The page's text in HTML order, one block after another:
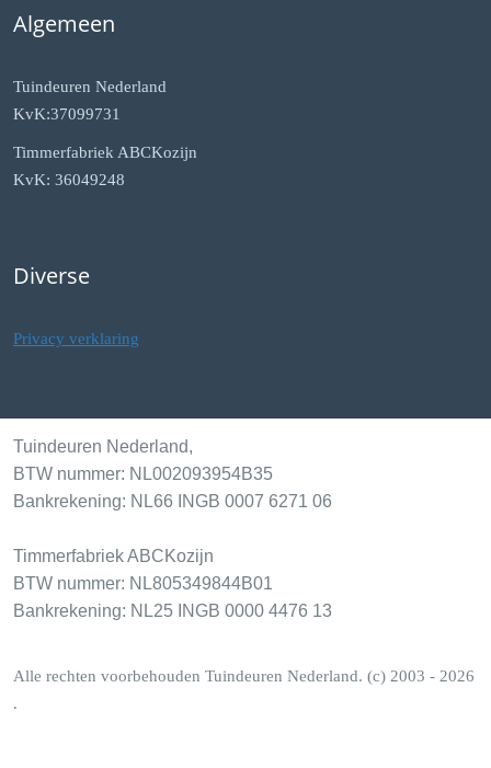
Algemeen
Tuindeuren Nederland
KvK:37099731
Timmerfabriek ABCKozijn
KvK: 36049248
Diverse
Privacy verklaring
Tuindeuren Nederland,
BTW nummer: NL002093954B35
Bankrekening: NL66 INGB 0007 6271 06
Timmerfabriek ABCKozijn
BTW nummer: NL805349844B01
Bankrekening: NL25 INGB 0000 4476 13
Alle rechten voorbehouden Tuindeuren Nederland. (c) 2003 - 2026
.